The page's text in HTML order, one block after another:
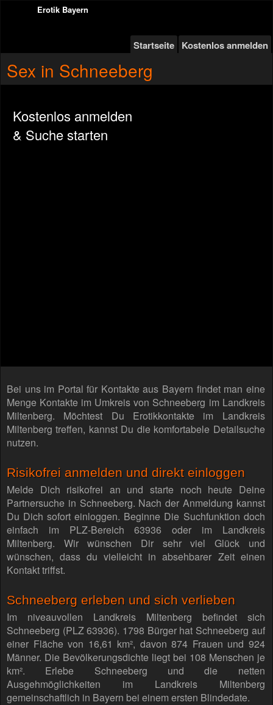
Erotik Bayern
Startseite Kostenlos anmelden
Sex in Schneeberg
Kostenlos anmelden
& Suche starten
Bei uns im Portal für Kontakte aus Bayern findet man eine
Menge Kontakte im Umkreis von Schneeberg im Landkreis
Miltenberg. Möchtest Du Erotikkontakte im Landkreis
Miltenberg treffen, kannst Du die komfortabele Detailsuche
nutzen.
Risikofrei anmelden und direkt einloggen
Melde Dich risikofrei an und starte noch heute Deine
Partnersuche in Schneeberg. Nach der Anmeldung kannst
Du Dich sofort einloggen. Beginne Die Suchfunktion doch
einfach im PLZ-Bereich 63936 oder im Landkreis
Miltenberg. Wir wünschen Dir sehr viel Glück und
wünschen, dass du vielleicht in absehbarer Zeit einen
Kontakt triffst.
Schneeberg erleben und sich verlieben
Im niveauvollen Landkreis Miltenberg befindet sich
Schneeberg (PLZ 63936). 1798 Bürger hat Schneeberg auf
einer Fläche von 16,61 km², davon 874 Frauen und 924
Männer. Die Bevölkerungsdichte liegt bei 108 Menschen je
km². Erlebe Schneeberg und die netten
Ausgehmöglichkeiten im Landkreis Miltenberg
gemeinschaftlich in Bayern bei einem ersten Blindedate.